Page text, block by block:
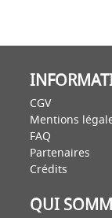
CGV
Mentions
FAQ
Partenaires
Crédits
QUI